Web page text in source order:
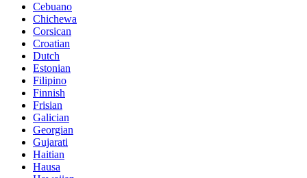
Cebuano
Chichewa
Corsican
Croatian
Dutch
Estonian
Filipino
Finnish
Frisian
Galician
Georgian
Gujarati
Haitian
Hausa